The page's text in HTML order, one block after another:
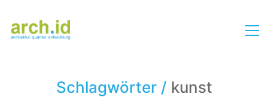
Schlagwörter / kunst